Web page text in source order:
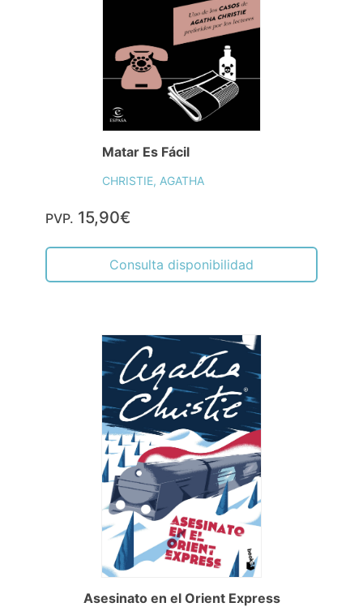
Matar Es Fácil
CHRISTIE, AGATHA
PVP. 15,90€
Consulta disponibilidad
Asesinato en el Orient Express